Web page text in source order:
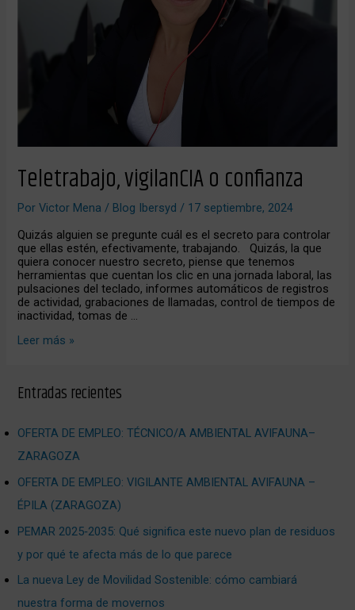
Teletrabajo, vigilanCIA o confianza
PorVictor Mena/ Blog Ibersyd / 17 septiembre, 2024
Quizás alguien se pregunte cuál es el secreto para controlar
que ellas estén, efectivamente, trabajando. Quizás, la que
quiera conocer nuestro secreto, piense que tenemos
herramientas que cuentan los clic en una jornada laboral, las
pulsaciones del teclado, informes automáticos de registros
de actividad, grabaciones de llamadas, control de tiempos de
inactividad, tomas de …
Leer más »
Entradas recientes
OFERTA DE EMPLEO: TÉCNICO/A AMBIENTAL AVIFAUNA–
ZARAGOZA
OFERTA DE EMPLEO: VIGILANTE AMBIENTAL AVIFAUNA –
ÉPILA (ZARAGOZA)
PEMAR 2025‑2035: Qué significa este nuevo plan de residuos
y por qué te afecta más de lo que parece
La nueva Ley de Movilidad Sostenible: cómo cambiará
nuestra forma de movernos